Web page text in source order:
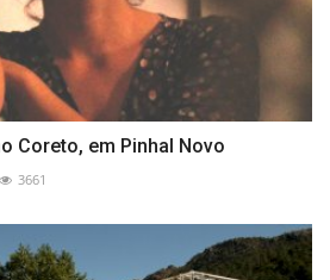
Coreto, em Pinhal Novo
3661